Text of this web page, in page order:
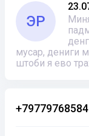
ЭР
мусар, дениги
штоби я ево
+79779768584